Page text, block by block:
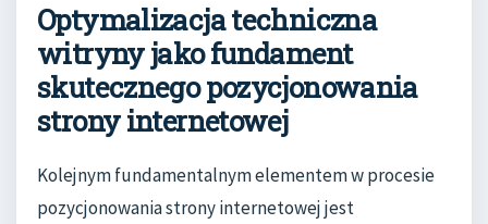
Optymalizacja techniczna
witryny jako fundament
skutecznego pozycjonowania
strony internetowej
Kolejnym fundamentalnym elementem w procesie
pozycjonowania strony internetowej jest